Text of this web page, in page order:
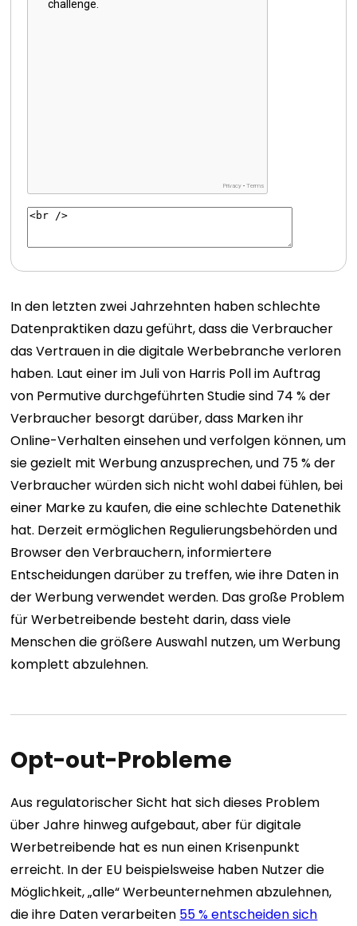
In den letzten zwei Jahrzehnten haben schlechte
Datenpraktiken dazu geführt, dass die Verbraucher
das Vertrauen in die digitale Werbebranche verloren
haben. Laut einer im Juli von Harris Poll im Auftrag
von Permutive durchgeführten Studie sind 74 % der
Verbraucher besorgt darüber, dass Marken ihr
Online-Verhalten einsehen und verfolgen können, um
sie gezielt mit Werbung anzusprechen, und 75 % der
Verbraucher würden sich nicht wohl dabei fühlen, bei
einer Marke zu kaufen, die eine schlechte Datenethik
hat. Derzeit ermöglichen Regulierungsbehörden und
Browser den Verbrauchern, informiertere
Entscheidungen darüber zu treffen, wie ihre Daten in
der Werbung verwendet werden. Das große Problem
für Werbetreibende besteht darin, dass viele
Menschen die größere Auswahl nutzen, um Werbung
komplett abzulehnen.
Opt-out-Probleme
Aus regulatorischer Sicht hat sich dieses Problem
über Jahre hinweg aufgebaut, aber für digitale
Werbetreibende hat es nun einen Krisenpunkt
erreicht. In der EU beispielsweise haben Nutzer die
Möglichkeit, „alle“ Werbeunternehmen abzulehnen,
die ihre Daten verarbeiten 55 % entscheiden sich